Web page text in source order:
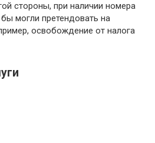
стороны, при наличии номера
могли претендовать на
освобождение от налога